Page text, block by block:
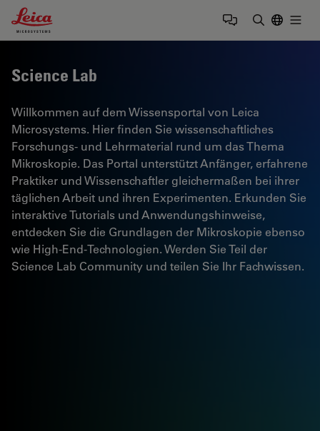
Leica Microsystems Logo
Science Lab
Willkommen auf dem Wissensportal von Leica
Microsystems. Hier finden Sie wissenschaftliches
Forschungs- und Lehrmaterial rund um das Thema
Mikroskopie. Das Portal unterstützt Anfänger, erfahrene
Praktiker und Wissenschaftler gleichermaßen bei ihrer
täglichen Arbeit und ihren Experimenten. Erkunden Sie
interaktive Tutorials und Anwendungshinweise,
entdecken Sie die Grundlagen der Mikroskopie ebenso
wie High-End-Technologien. Werden Sie Teil der
Science Lab Community und teilen Sie Ihr Fachwissen.